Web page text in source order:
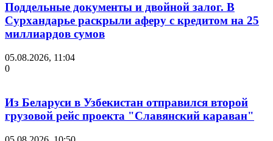
Поддельные документы и двойной залог. В
Сурхандарье раскрыли аферу с кредитом на 25
миллиардов сумов
05.08.2026, 11:04
0
Из Беларуси в Узбекистан отправился второй
грузовой рейс проекта "Славянский караван"